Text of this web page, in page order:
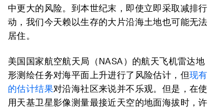
中更大的风险。到本世纪末，即使立即采取减排行
动，我们今天赖以生存的大片沿海土地也可能无法
居住。
美国国家航空航天局（NASA）的航天飞机雷达地
形测绘任务对海平面上升进行了风险估计，但现有
的估计结果对沿海社区来说并不乐观。但是，在使
用天基卫星影像测量最接近天空的地面海拔时，许